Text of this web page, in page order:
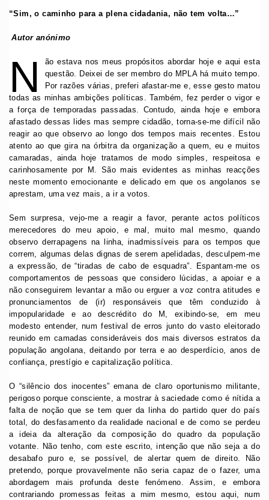
“Sim, o caminho para a plena cidadania, não tem volta…”
Autor anónimo
N
ão estava nos meus propósitos abordar hoje e aqui esta
questão. Deixei de ser membro do MPLA há muito tempo.
Por razões várias, preferi afastar-me e, esse gesto matou
todas as minhas ambições políticas. Também, fez perder o vigor e
a força de temporadas passadas. Contudo, ainda hoje e embora
afastado dessas lides mas sempre cidadão, torna-se-me difícil não
reagir ao que observo ao longo dos tempos mais recentes. Estou
atento ao que gira na órbitra da organização a quem, eu e muitos
camaradas, ainda hoje tratamos de modo simples, respeitosa e
carinhosamente por M. São mais evidentes as minhas reacções
neste momento emocionante e delicado em que os angolanos se
aprestam, uma vez mais, a ir a votos.
Sem surpresa, vejo-me a reagir a favor, perante actos políticos
merecedores do meu apoio, e mal, muito mal mesmo, quando
observo derrapagens na linha, inadmissíveis para os tempos que
correm, algumas delas dignas de serem apelidadas, desculpem-me
a expressão, de “tiradas de cabo de esquadra”. Espantam-me os
comportamentos de pessoas que considero lúcidas, a apoiar e a
não conseguirem levantar a mão ou erguer a voz contra atitudes e
pronunciamentos de (ir) responsáveis que têm conduzido à
impopularidade e ao descrédito do M, exibindo-se, em meu
modesto entender, num festival de erros junto do vasto eleitorado
reunido em camadas consideráveis dos mais diversos estratos da
população angolana, deitando por terra e ao desperdício, anos de
confiança, prestígio e capitalização política.
O “silêncio dos inocentes” emana de claro oportunismo militante,
perigoso porque consciente, a mostrar à saciedade como é nítida a
falta de noção que se tem quer da linha do partido quer do país
total, do desfasamento da realidade nacional e de como se perdeu
a ideia da alteração da composição do quadro da população
votante. Não tenho, com este escrito, intenção que não seja a do
desabafo puro e, se possível, de alertar quem de direito. Não
pretendo, porque provavelmente não seria capaz de o fazer, uma
abordagem mais profunda deste fenómeno. Assim, e embora
contrariando promessas feitas a mim mesmo, estou aqui, num